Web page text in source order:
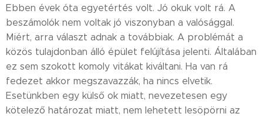
Ebben évek óta egyetértés volt. Jó okuk volt rá. A
beszámolók nem voltak jó viszonyban a valósággal.
Miért, arra választ adnak a továbbiak. A problémát a
közös tulajdonban álló épület felújítása jelenti. Általában
ez sem szokott komoly vitákat kiváltani. Ha van rá
fedezet akkor megszavazzák, ha nincs elvetik.
Esetünkben egy külső ok miatt, nevezetesen egy
kötelező határozat miatt, nem lehetett lesöpörni az